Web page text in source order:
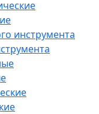
инструмента